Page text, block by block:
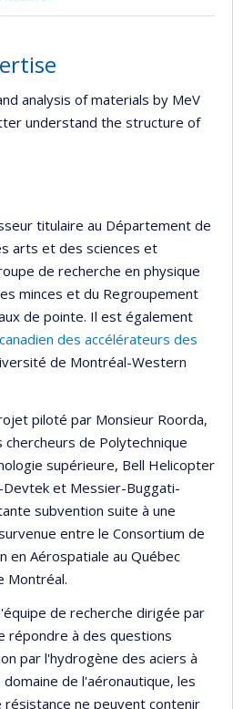
analysis of materials by MeV
understand the structure of
titulaire au Département de
arts et des sciences et
de recherche en physique
minces et du Regroupement
de pointe. Il est également
des accélérateurs des
de Montréal-Western
piloté par Monsieur Roorda,
de Polytechnique
supérieure, Bell Helicopter
et Messier-Buggati-
subvention suite à une
entre le Consortium de
en Aérospatiale au Québec
Montréal.
de recherche dirigée par
répondre à des questions
par l'hydrogène des aciers à
de l'aéronautique, les
résistance ne peuvent contenir